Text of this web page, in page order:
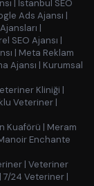
| İstanbul SEO
Ads Ajansı |
|
SEO Ajansı |
| Meta Reklam
Ajansı | Kurumsal
Kliniği |
Veteriner |
Kuaförü | Meram
Enchante
| Veteriner
| 7/24 Veteriner |